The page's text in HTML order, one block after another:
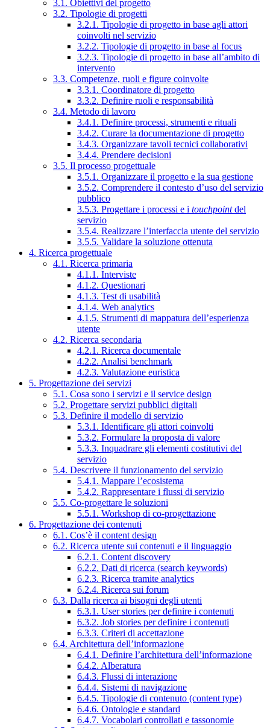
3.1. Obiettivi del progetto
3.2. Tipologie di progetti
3.2.1. Tipologie di progetto in base agli attori
coinvolti nel servizio
3.2.2. Tipologie di progetto in base al focus
3.2.3. Tipologie di progetto in base all’ambito di
intervento
3.3. Competenze, ruoli e figure coinvolte
3.3.1. Coordinatore di progetto
3.3.2. Definire ruoli e responsabilità
3.4. Metodo di lavoro
3.4.1. Definire processi, strumenti e rituali
3.4.2. Curare la documentazione di progetto
3.4.3. Organizzare tavoli tecnici collaborativi
3.4.4. Prendere decisioni
3.5. Il processo progettuale
3.5.1. Organizzare il progetto e la sua gestione
3.5.2. Comprendere il contesto d’uso del servizio
pubblico
3.5.3. Progettare i processi e i touchpointdel
servizio
3.5.4. Realizzare l’interfaccia utente del servizio
3.5.5. Validare la soluzione ottenuta
4. Ricerca progettuale
4.1. Ricerca primaria
4.1.1. Interviste
4.1.2. Questionari
4.1.3. Test di usabilità
4.1.4. Web analytics
4.1.5. Strumenti di mappatura dell’esperienza
utente
4.2. Ricerca secondaria
4.2.1. Ricerca documentale
4.2.2. Analisi benchmark
4.2.3. Valutazione euristica
5. Progettazione dei servizi
5.1. Cosa sono i servizi e il service design
5.2. Progettare servizi pubblici digitali
5.3. Definire il modello di servizio
5.3.1. Identificare gli attori coinvolti
5.3.2. Formulare la proposta di valore
5.3.3. Inquadrare gli elementi costitutivi del
servizio
5.4. Descrivere il funzionamento del servizio
5.4.1. Mappare l’ecosistema
5.4.2. Rappresentare i flussi di servizio
5.5. Co-progettare le soluzioni
5.5.1. Workshop di co-progettazione
6. Progettazione dei contenuti
6.1. Cos’è il content design
6.2. Ricerca utente sui contenuti e il linguaggio
6.2.1. Content discovery
6.2.2. Dati di ricerca (search keywords)
6.2.3. Ricerca tramite analytics
6.2.4. Ricerca sui forum
6.3. Dalla ricerca ai bisogni degli utenti
6.3.1. User stories per definire i contenuti
6.3.2. Job stories per definire i contenuti
6.3.3. Criteri di accettazione
6.4. Architettura dell’informazione
6.4.1. Definire l’architettura dell’informazione
6.4.2. Alberatura
6.4.3. Flussi di interazione
6.4.4. Sistemi di navigazione
6.4.5. Tipologie di contenuto (content type)
6.4.6. Ontologie e standard
6.4.7. Vocabolari controllati e tassonomie